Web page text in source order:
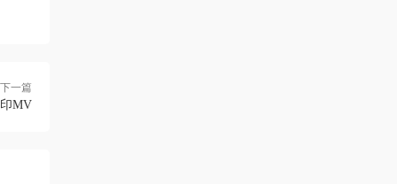
下一篇
MV